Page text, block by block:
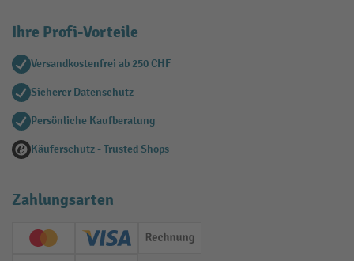
Ihre Profi-Vorteile
Versandkostenfrei ab 250 CHF
Sicherer Datenschutz
Persönliche Kaufberatung
Käuferschutz - Trusted Shops
Zahlungsarten
Creditcard (Master)Creditcard (Visa)
Rechnung